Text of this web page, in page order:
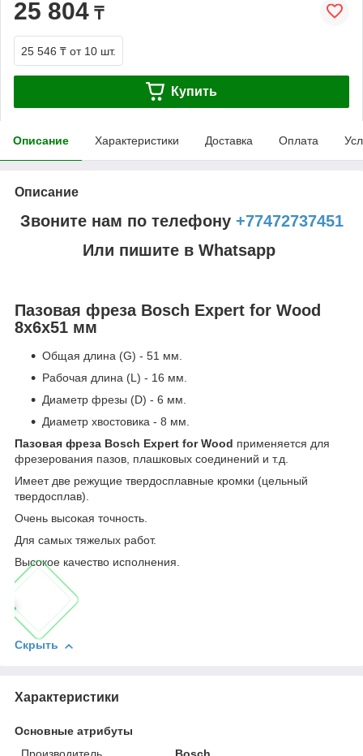
25 804 ₸
25 546 ₸ от 10 шт.
Купить
Описание Характеристики Доставка Оплата
Описание
Звоните нам по телефону +77472737451
Или пишите в Whatsapp
Пазовая фреза Bosch Expert for Wood
8x6x51 мм
Общая длина (G) - 51 мм.
Рабочая длина (L) - 16 мм.
Диаметр фрезы (D) - 6 мм.
Диаметр хвостовика - 8 мм.
Пазовая фреза Bosch Expert for Wood применяется для
фрезерования пазов, плашковых соединений и т.д.
Имеет две режущие твердосплавные кромки (цельный
твердосплав).
Очень высокая точность.
Для самых тяжелых работ.
Высокое качество исполнения.
Скрыть
Характеристики
Основные атрибуты